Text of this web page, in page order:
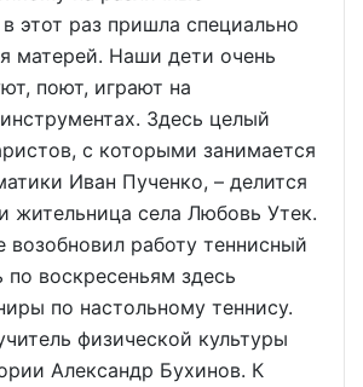
этот раз пришла специально
матерей. Наши дети очень
поют, играют на
Здесь целый
с которыми занимается
Иван Пученко, – делится
жительница села Любовь Утек.
работу теннисный
по воскресеньям здесь
по настольному теннису.
физической культуры
Александр Бухинов. К